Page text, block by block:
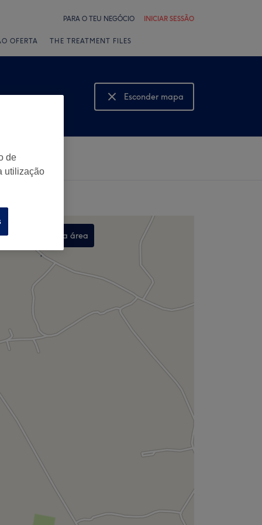
PARA O TEU NEGÓCIO INICIAR SESSÃO
OFERTA THE TREATMENT FILES
Esconder mapa
Mostrar mapa
Procurar nesta área
,
de
utilização